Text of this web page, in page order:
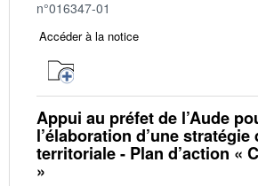
n°016347-01
Accéder à la notice
Appui au préfet de l’Aude
l’élaboration d’une
territoriale - Plan d’action «
»